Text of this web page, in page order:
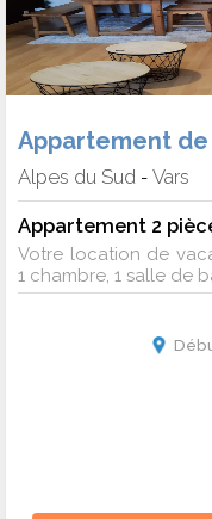
Appartement
Alpes du Sud - Vars
Appartement 2
Votre location de
1 chambre, 1 salle de